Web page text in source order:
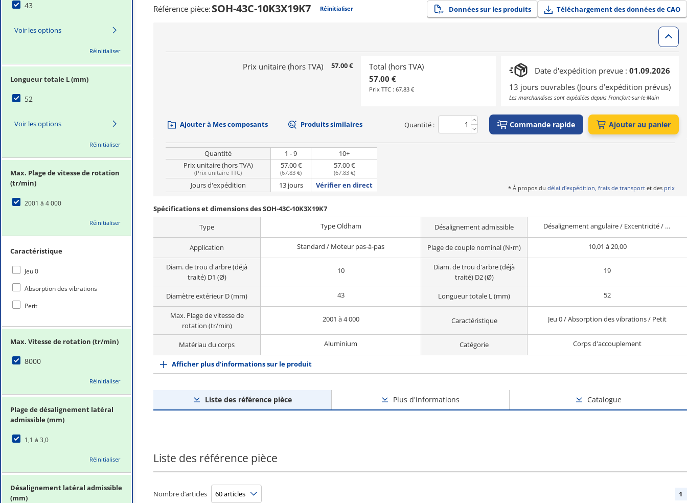
43
Voir les options
Réinitialiser
Longueur totale L (mm)
52
Voir les options
Réinitialiser
Max. Plage de vitesse de rotation
(tr/min)
2001 à 4 000
Réinitialiser
Caractéristique
Jeu 0
Absorption des vibrations
Petit
Max. Vitesse de rotation (tr/min)
8000
Réinitialiser
Plage de désalignement latéral
admissible (mm)
1,1 à 3,0
Réinitialiser
Désalignement latéral admissible
(mm)
Référence pièce: SOH-43C-10K3X19K7 Réinitialiser Données sur les produits Téléchargement des données de CAO
Prix unitaire (hors TVA) 57.00 €
Total (hors TVA)
57.00 €
Prix TTC : 67.83 €
Date d'expédition prevue : 01.09.2026
13 jours ouvrables (Jours d’expédition prévus)
Les marchandises sont expédiées depuis Francfort-sur-le-Main
Ajouter à Mes composants Produits similaires Quantité : Commande rapide Ajouter au panier
Quantité 1 - 9
10+
Prix unitaire (hors TVA)
(Prix unitaire TTC)
57.00 €
(67.83 €)
57.00 €
(67.83 €)
Jours d'expédition 13 jours Vérifier en direct * À propos du délai d'expédition, frais de transport et des prix
Spécifications et dimensions des SOH-43C-10K3X19K7
Type
Type Oldham Désalignement admissible Désalignement angulaire / Excentricité / Désalignement axial
Application Standard / Moteur pas-à-pas Plage de couple nominal (N•m) 10,01 à 20,00
Diam. de trou d'arbre (déjà
traité) D1 (Ø)
10
Diam. de trou d'arbre (déjà
traité) D2 (Ø)
19
Diamètre extérieur D (mm) 43 Longueur totale L (mm) 52
Max. Plage de vitesse de
rotation (tr/min)
2001 à 4 000 Caractéristique Jeu 0 / Absorption des vibrations / Petit
Matériau du corps Aluminium Catégorie Corps d'accouplement
Afficher plus d'informations sur le produit
Liste des référence pièce Plus d'informations Catalogue
Liste des référence pièce
Nombre d’articles 1